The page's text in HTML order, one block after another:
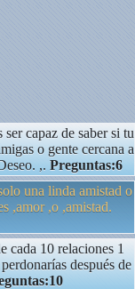
ser capaz de saber si tu
o gente cercana a
,. Preguntas:6
una linda amistad o
,amor ,o ,amistad.
cada 10 relaciones 1
después de